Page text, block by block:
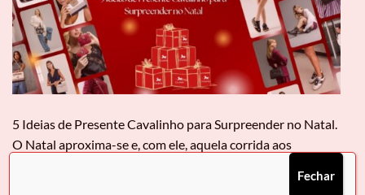
5 Ideias de Presente Cavalinho para Surpreender no Natal.
O Natal aproxima-se e, com ele, aquela corrida aos
enche o coração! Encontrar o presente perfeito para uma
Fechar